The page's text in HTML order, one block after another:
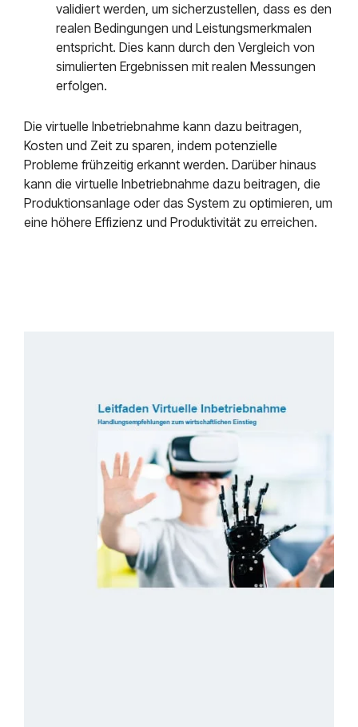
validiert werden, um sicherzustellen, dass es den
realen Bedingungen und Leistungsmerkmalen
entspricht. Dies kann durch den Vergleich von
simulierten Ergebnissen mit realen Messungen
erfolgen.
Die virtuelle Inbetriebnahme kann dazu beitragen,
Kosten und Zeit zu sparen, indem potenzielle
Probleme frühzeitig erkannt werden. Darüber hinaus
kann die virtuelle Inbetriebnahme dazu beitragen, die
Produktionsanlage oder das System zu optimieren, um
eine höhere Effizienz und Produktivität zu erreichen.